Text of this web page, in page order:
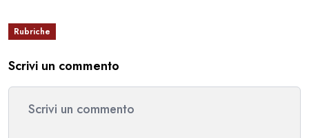
Rubriche
Scrivi un commento